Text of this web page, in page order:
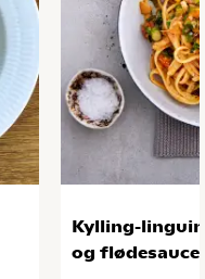
Kylling-
og flødesauce